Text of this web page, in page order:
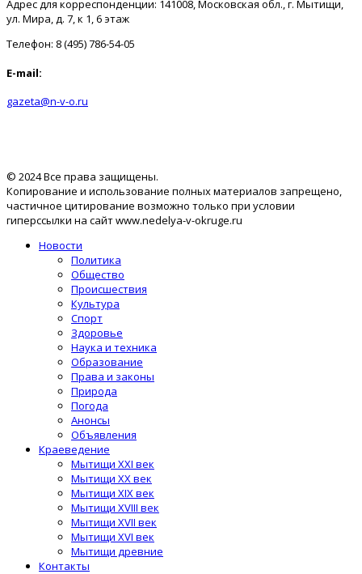
Адрес для корреспонденции: 141008, Московская обл., г. Мытищи,
ул. Мира, д. 7, к 1, 6 этаж
Телефон: 8 (495) 786-54-05
E-mail:
gazeta@n-v-o.ru
© 2024 Все права защищены.
Копирование и использование полных материалов запрещено,
частичное цитирование возможно только при условии
гиперссылки на сайт www.nedelya-v-okruge.ru
Новости
Политика
Общество
Происшествия
Культура
Спорт
Здоровье
Наука и техника
Образование
Права и законы
Природа
Погода
Анонсы
Объявления
Краеведение
Мытищи XXI век
Мытищи XX век
Мытищи XIX век
Мытищи XVIII век
Мытищи XVII век
Мытищи XVI век
Мытищи древние
Контакты